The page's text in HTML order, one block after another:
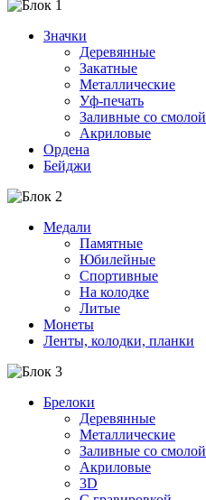
Значки
Деревянные
Закатные
Металлические
Уф-печать
Заливные со смолой
Акриловые
Ордена
Бейджи
Медали
Памятные
Юбилейные
Спортивные
На колодке
Литые
Монеты
Ленты, колодки, планки
Брелоки
Деревянные
Металлические
Заливные со смолой
Акриловые
3D